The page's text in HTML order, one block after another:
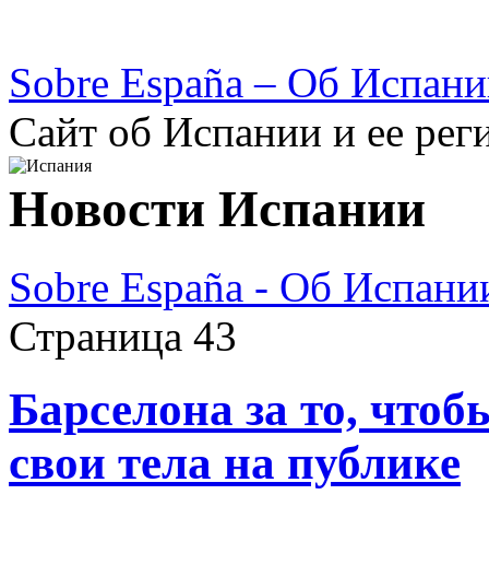
Sobre España – Об
Сайт об Испании и ее
Новости Испании
Sobre España - Об
Страница 43
Барселона за то,
свои тела на публике